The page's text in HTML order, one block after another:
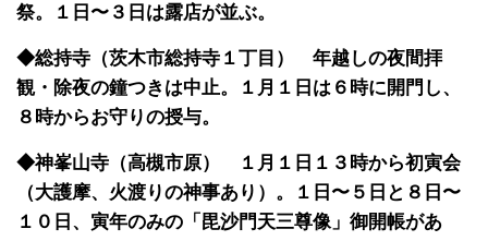
祭。１日〜３日は露店が並ぶ。
◆総持寺（茨木市総持寺１丁目） 年越しの夜間拝
観・除夜の鐘つきは中止。１月１日は６時に開門し、
８時からお守りの授与。
◆神峯山寺（高槻市原） １月１日１３時から初寅会
（大護摩、火渡りの神事あり）。１日〜５日と８日〜
１０日、寅年のみの「毘沙門天三尊像」御開帳があ